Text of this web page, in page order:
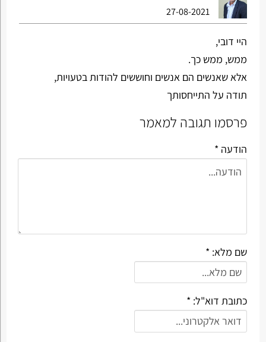
27-08-2021
היי דובי,
ממש, ממש כך.
אלא שאנשים הם אנשים וחוששים להודות בטעויות,
תודה על התייחסותך
פרסמו תגובה למאמר
הודעה *
שם מלא: *
כתובת דוא"ל: *